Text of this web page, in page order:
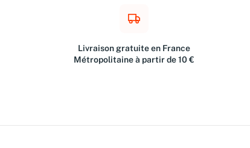
Livraison gratuite en France
Métropolitaine à partir de 10 €